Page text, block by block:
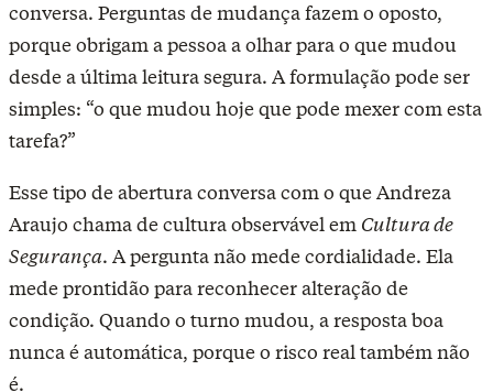
conversa. Perguntas de mudança fazem o oposto,
porque obrigam a pessoa a olhar para o que mudou
desde a última leitura segura. A formulação pode ser
simples: “o que mudou hoje que pode mexer com esta
tarefa?”
Esse tipo de abertura conversa com o que Andreza
Araujo chama de cultura observável em Cultura de
Segurança. A pergunta não mede cordialidade. Ela
mede prontidão para reconhecer alteração de
condição. Quando o turno mudou, a resposta boa
nunca é automática, porque o risco real também não
é.